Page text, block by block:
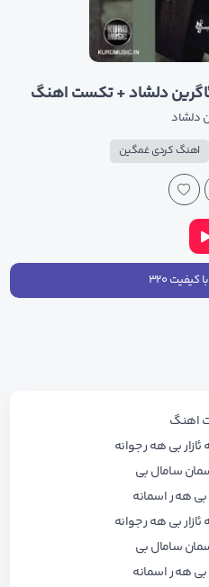
دلشاد + تکست اهنگ
دلشاد
اهنگ کردی غمگین
کیفیت ۳۲۰
اهنگ
بی هه ر جوانه
سامال بی
هه ر اسمانه
بی هه ر جوانه
سامال بی
هه ر اسمانه